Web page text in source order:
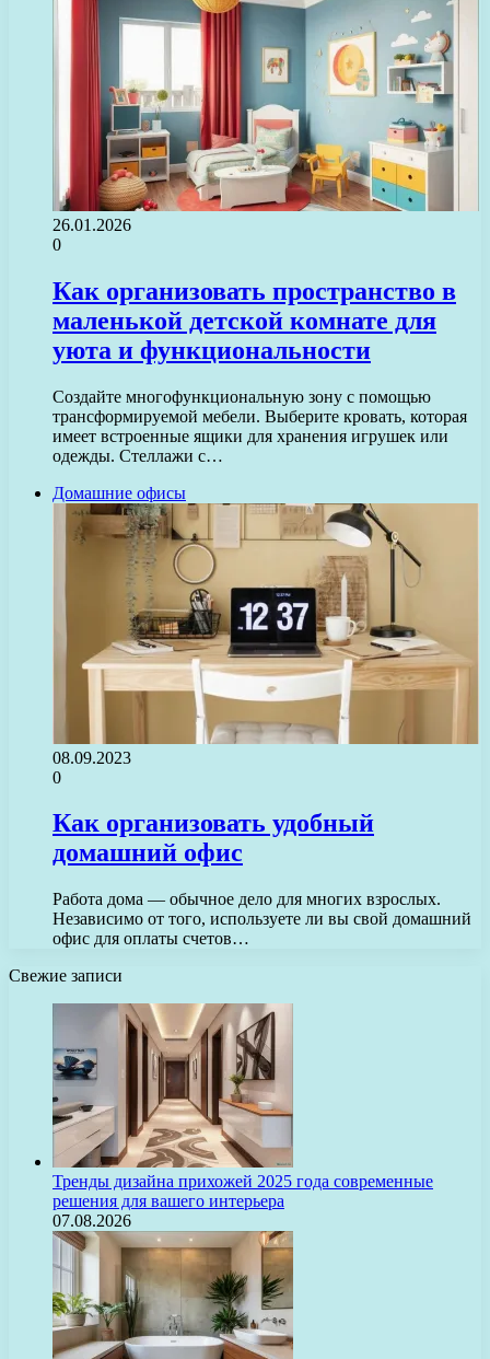
26.01.2026
0
Как организовать пространство в
маленькой детской комнате для
уюта и функциональности
Создайте многофункциональную зону с помощью
трансформируемой мебели. Выберите кровать, которая
имеет встроенные ящики для хранения игрушек или
одежды. Стеллажи с…
Домашние офисы
08.09.2023
0
Как организовать удобный
домашний офис
Работа дома — обычное дело для многих взрослых.
Независимо от того, используете ли вы свой домашний
офис для оплаты счетов…
Свежие записи
Тренды дизайна прихожей 2025 года современные
решения для вашего интерьера
07.08.2026